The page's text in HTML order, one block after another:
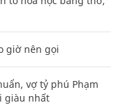
giờ nên gọi
vợ tỷ phú Phạm
giàu nhất